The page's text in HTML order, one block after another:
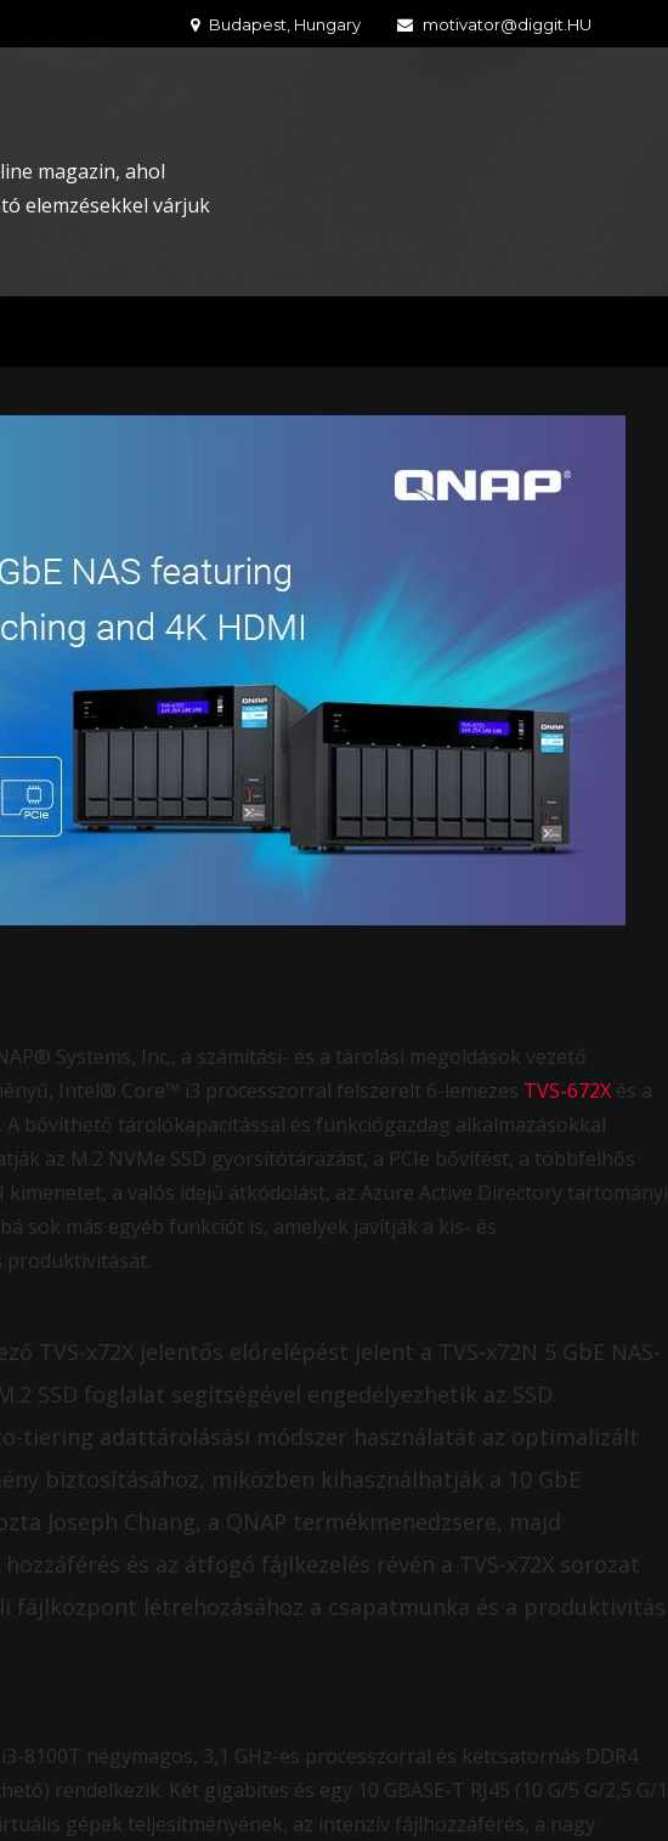
Budapest, Hungary motivator@diggit.HU
magazin, ahol
elemzésekkel várjuk
Systems, Inc., a számítási- és a tárolási megoldások vezető
Intel® Core™ i3 processzorral felszerelt 6-lemezes TVS-672X és a
A bővíthető tárolókapacitással és funkciógazdag alkalmazásokkal
az M.2 NVMe SSD gyorsítótárazást, a PCIe bővítést, a többfelhős
kimenetet, a valós idejű átkódolást, az Azure Active Directory tartományi
sok más egyéb funkciót is, amelyek javítják a kis- és
produktivitását.
TVS-x72X jelentős előrelépést jelent a TVS-x72N 5 GbE NAS-
SSD foglalat segítségével engedélyezhetik az SSD
tiering adattárolásási módszer használatát az optimalizált
biztosításához, miközben kihasználhatják a 10 GbE
Joseph Chiang, a QNAP termékmenedzsere, majd
és az átfogó fájlkezelés révén a TVS-x72X sorozat
fájlközpont létrehozásához a csapatmunka és a produktivitás
8100T négymagos, 3,1 GHz-es processzorral és kétcsatornás DDR4
rendelkezik. Két gigabites és egy 10 GBASE-T RJ45 (10 G/5 G/2,5 G/1
gépek teljesítményének, az intenzív fájlhozzáférés, a nagy